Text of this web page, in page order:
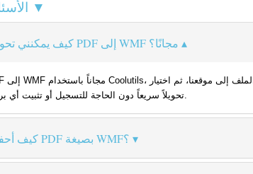
الأسئلة الشائعة ▼
كيف يمكنني تحويل ملف PDF إلى WMF مجانًا؟
تحويلاً سريعاً دون الحاجة للتسجيل أو تثبيت أي برامج إضافية.
كيف أحفظ ملف PDF بصيغة WMF؟